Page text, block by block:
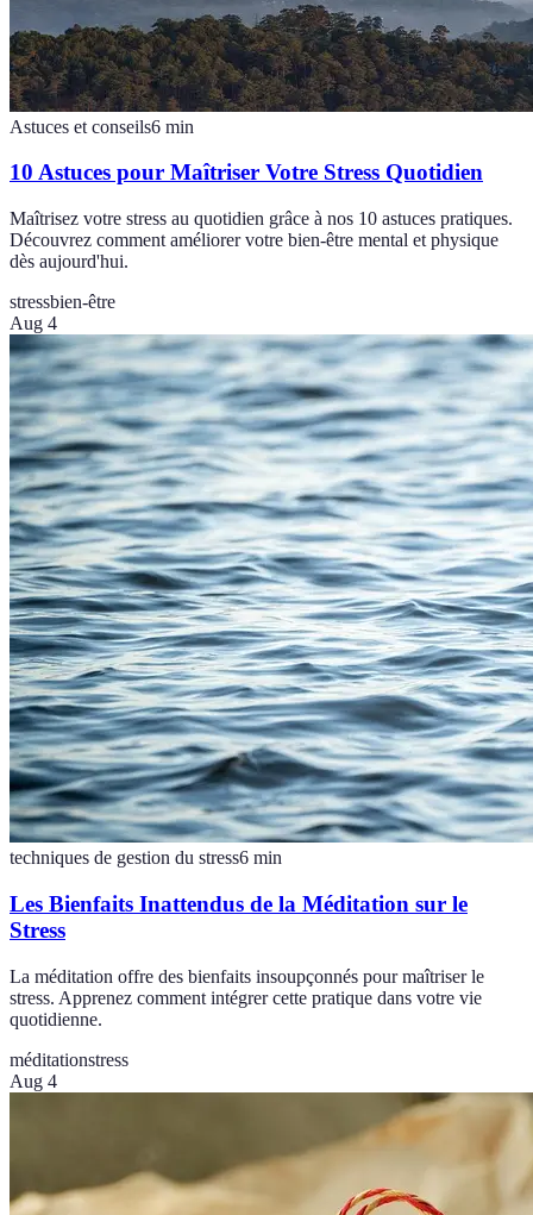
Astuces et conseils6 min
10 Astuces pour Maîtriser Votre Stress Quotidien
Maîtrisez votre stress au quotidien grâce à nos 10 astuces pratiques.
Découvrez comment améliorer votre bien-être mental et physique
dès aujourd'hui.
stressbien-être
Aug 4
techniques de gestion du stress6 min
Les Bienfaits Inattendus de la Méditation sur le
Stress
La méditation offre des bienfaits insoupçonnés pour maîtriser le
stress. Apprenez comment intégrer cette pratique dans votre vie
quotidienne.
méditationstress
Aug 4